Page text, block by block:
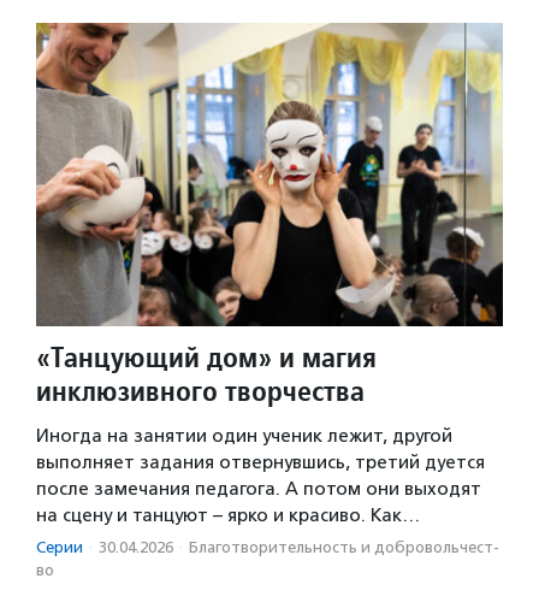
«Танцующий дом» и магия
инклюзивного творчества
Иногда на занятии один ученик лежит, другой
выполняет задания отвернувшись, третий дуется
после замечания педагога. А потом они выходят
на сцену и танцуют – ярко и красиво. Как…
Серии · 30.04.2026 · Благотвори­тель­ность и доброволь­чест­
во